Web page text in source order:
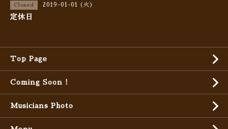
Closed 2019-01-01 (火)
定休日
Top Page
Coming Soon !
Musicians Photo